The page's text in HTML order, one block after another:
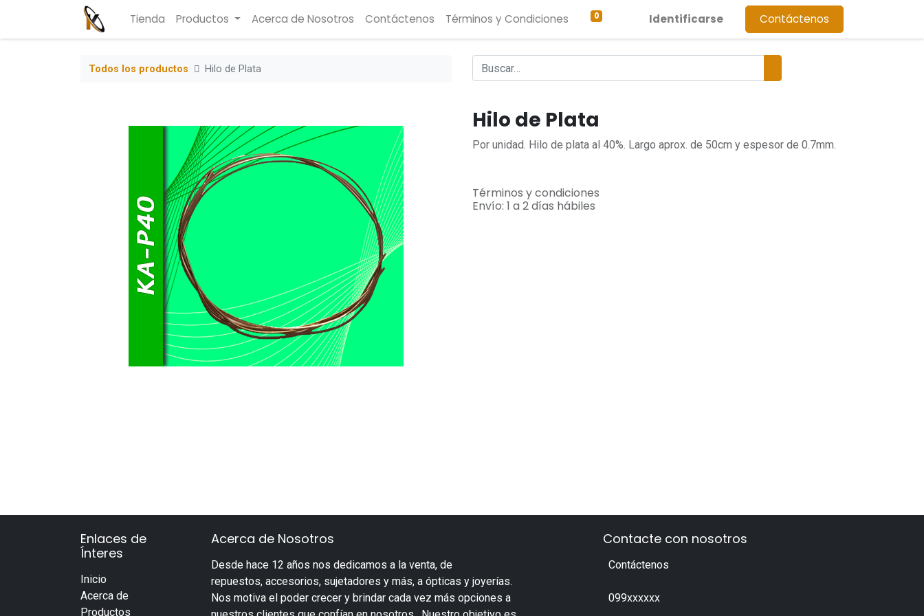
Tienda Productos Acerca de Nosotros Contáctenos Términos y Condiciones 0 Identificarse Contáctenos
Todos los productos Hilo de Plata
Hilo de Plata
Por unidad. Hilo de plata al 40%. Largo aprox. de 50cm y espesor de 0.7mm.
Términos y condiciones
Envío: 1 a 2 días hábiles
Enlaces de
Ínteres
Inicio
Acerca de
Productos
Acerca de Nosotros
Desde hace 12 años nos dedicamos a la venta, de
repuestos, accesorios, sujetadores y más, a ópticas y joyerías.
Nos motiva el poder crecer y brindar cada vez más opciones a
Contacte con nosotros
Contáctenos
099xxxxxx